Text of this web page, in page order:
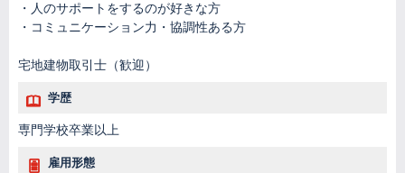
・人のサポートをするのが好きな方
・コミュニケーション力・協調性ある方
宅地建物取引士（歓迎）
学歴
専門学校卒業以上
雇用形態